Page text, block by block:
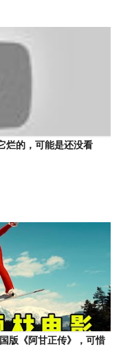
烂的，可能是还没看
版《阿甘正传》，可惜